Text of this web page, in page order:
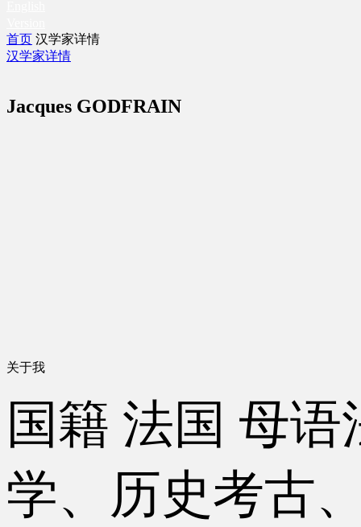
首页 汉学家详情
汉学家详情
Jacques GODFRAIN
关于我
国籍 法国 母语
学、历史考古